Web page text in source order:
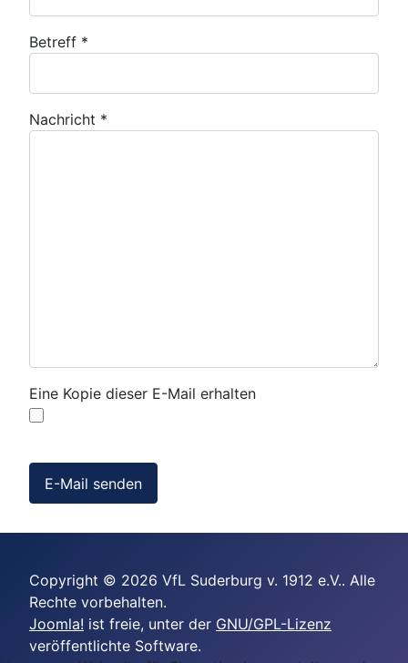
Betreff *
Nachricht *
Eine Kopie dieser E-Mail erhalten
E-Mail senden
Copyright © 2026 VfL Suderburg v. 1912 e.V.. Alle
Rechte vorbehalten.
Joomla! ist freie, unter der GNU/GPL-Lizenz
veröffentlichte Software.